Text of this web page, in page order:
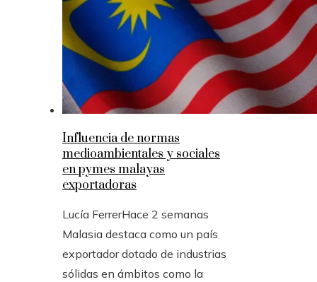
Influencia de normas
medioambientales y sociales
en pymes malayas
exportadoras
Lucía FerrerHace 2 semanas
Malasia destaca como un país
exportador dotado de industrias
sólidas en ámbitos como la